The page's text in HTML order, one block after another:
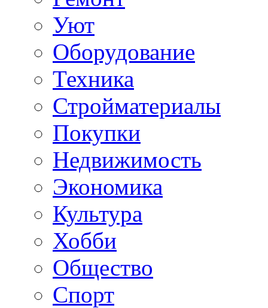
Уют
Оборудование
Техника
Стройматериалы
Покупки
Недвижимость
Экономика
Культура
Хобби
Общество
Спорт